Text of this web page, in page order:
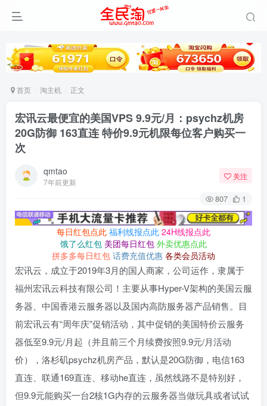
首页 淘主机 正文
宏讯云最便宜的美国VPS 9.9元/月：psychz机房
20G防御 163直连 特价9.9元机限每位客户购买一
次
qmtao
7年前更新
关注
807 1
每日红包点此 福利线报点此 24H线报点此
饿了么红包 美团每日红包 外卖优惠点此
拼多多每日红包 话费充值优惠 各类会员活动
宏讯云，成立于2019年3月的国人商家，公司运作，隶属于
福州宏讯云科技有限公司！主要从事Hyper-V架构的美国云服
务器、中国香港云服务器以及国内高防服务器产品销售。目
前宏讯云有“周年庆”促销活动，其中促销的美国特价云服务
器低至9.9元/月起（并且前三个月续费按照9.9元/月活动
价），洛杉矶psychz机房产品，默认是20G防御，电信163
直连、联通169直连、移动he直连，虽然线路不是特别好，
但9.9元能购买一台2核1G内存的云服务器当做玩具或者试试